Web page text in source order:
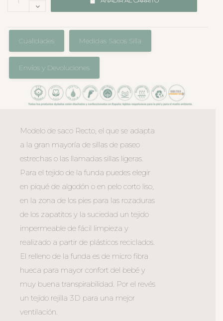
Cualidades Medidas Sacos Silla
Envíos y Devoluciones
Modelo de saco Recto, el que se adapta
a la gran mayoría de sillas de paseo
estrechas o las llamadas sillas ligeras.
Para el tejido de la funda puedes elegir
en piqué de algodón o en pelo corto liso,
en la zona de los pies para las rozaduras
de los zapatitos y la suciedad un tejido
impermeable de fácil limpieza y
realizado a partir de plásticos reciclados.
El relleno de la funda es de micro fibra
hueca para mayor confort del bebé y
muy buena transpirabilidad. Por el revés
un tejido rejilla 3D para una mejor
ventilación.